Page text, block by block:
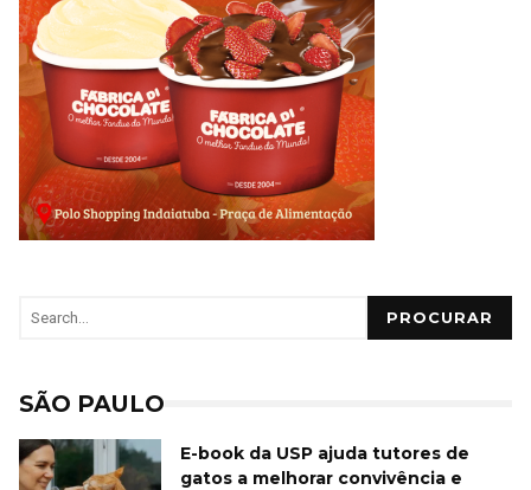
PROCURAR
SÃO PAULO
E-book da USP ajuda tutores de
gatos a melhorar convivência e